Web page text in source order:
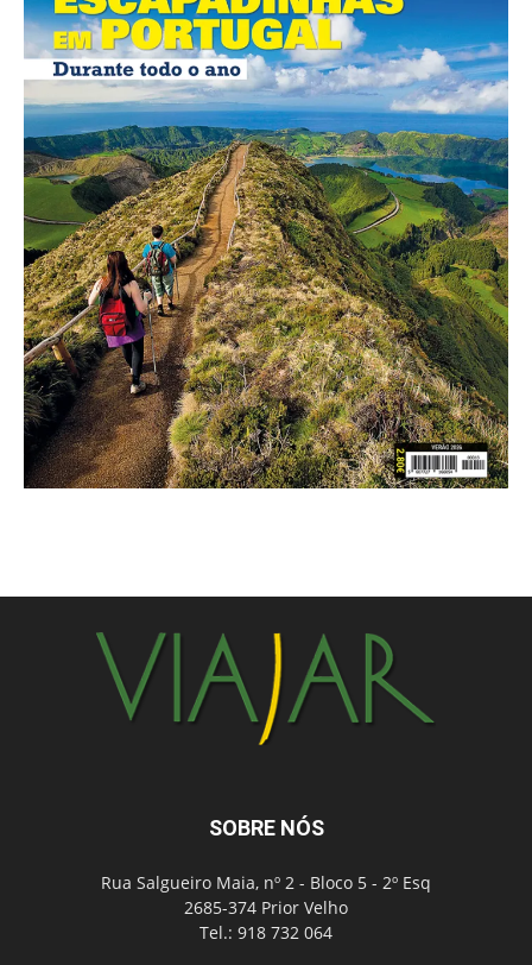
SOBRE NÓS
Rua Salgueiro Maia, nº 2 - Bloco 5 - 2º Esq
2685-374 Prior Velho
Tel.: 918 732 064